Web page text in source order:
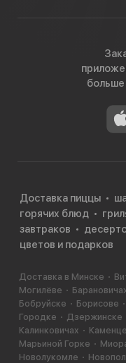
больше
Доставка пиццы
горячих блюд
завтраков
цветов и подарков
Доставка в Минске
Могилёве
Бобруйске
Борисове
Городке
Дзержинске
Калинковичах
Каменце
Марьиной Горке
Новолукомле